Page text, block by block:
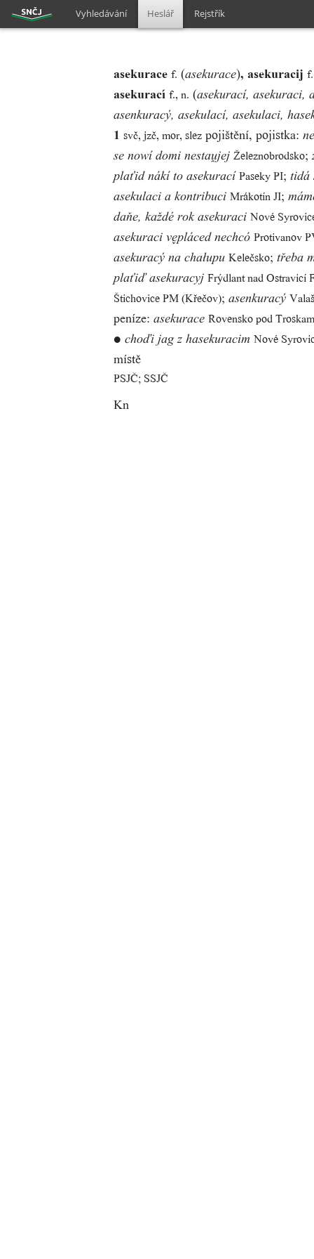
Vyhledávání Heslář Rejstřík
asekurace f. (asekurace), asekuracij f.
asekurací f., n. (asekurací, asekuraci,
asenkuracý, asekulací, asekulaci,
1 svč, jzč, mor, slez pojištění, pojistka:
se nowí domi nestajej Železnobrodsko;
plaťid nákí to asekurací Paseky PI; tidá
asekulaci a kontribuci Mrákotín JI;
daňe, každé rok asekuraci Nové
asekuraci vpláced nechcó Protivanov
asekuracý na chałupu Kelečsko; třeba
plaťiď asekuracyj Frýdlant nad Ostravicí
Štichovice PM (Křečov); asenkuracý
peníze: asekurace Rovensko pod
● choďi jag z hasekuracim Nové
místě
PSJČ; SSJČ
Kn